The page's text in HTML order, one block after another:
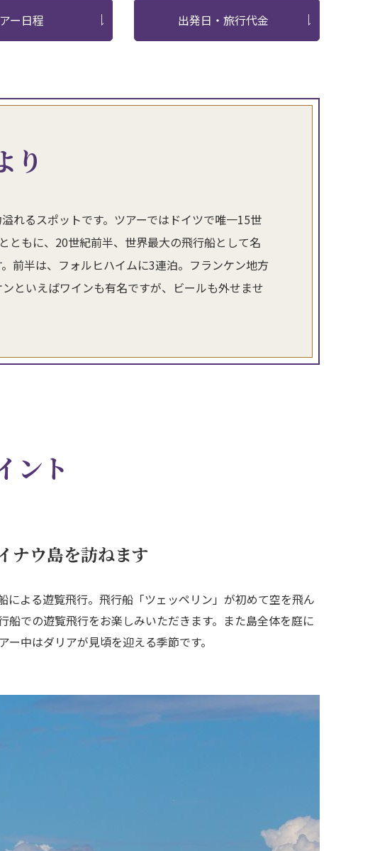
ー日程 出発日・旅行代金
り
れるスポットです。ツアーではドイツで唯一15世
ともに、20世紀前半、世界最大の飛行船として名
前半は、フォルヒハイムに3連泊。フランケン地方
といえばワインも有名ですが、ビールも外せませ
ント
ナウ島を訪ねます
よる遊覧飛行。飛行船「ツェッペリン」が初めて空を飛ん
での遊覧飛行をお楽しみいただきます。また島全体を庭に
中はダリアが見頃を迎える季節です。